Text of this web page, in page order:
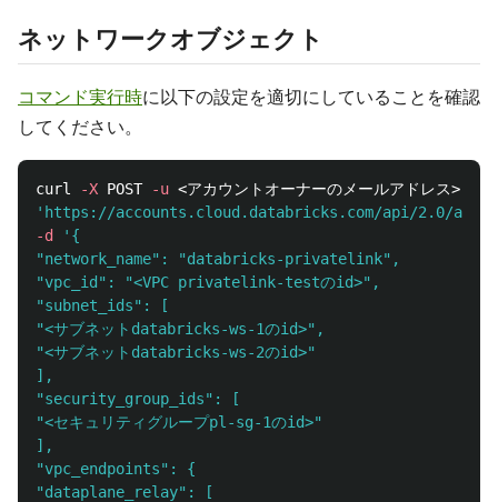
ネットワークオブジェクト
コマンド実行時に以下の設定を適切にしていることを確認
してください。
curl -X POST -u <アカウントオーナーのメールアドレス>:<
'https://accounts.cloud.databricks.com/api/2.0/
-d
'{
"network_name": "databricks-privatelink",
"vpc_id": "<VPC privatelink-testのid>",
"subnet_ids": [
"<サブネットdatabricks-ws-1のid>",
"<サブネットdatabricks-ws-2のid>"
],
"security_group_ids": [
"<セキュリティグループpl-sg-1のid>"
],
"vpc_endpoints": {
"dataplane_relay": [